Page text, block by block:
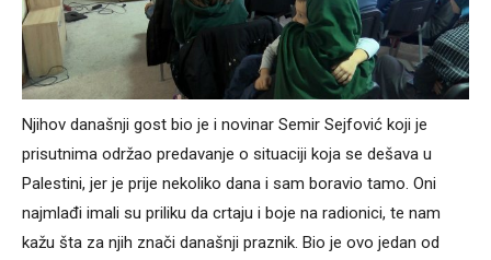
Njihov današnji gost bio je i novinar Semir Sejfović koji je
prisutnima održao predavanje o situaciji koja se dešava u
Palestini, jer je prije nekoliko dana i sam boravio tamo. Oni
najmlađi imali su priliku da crtaju i boje na radionici, te nam
kažu šta za njih znači današnji praznik. Bio je ovo jedan od